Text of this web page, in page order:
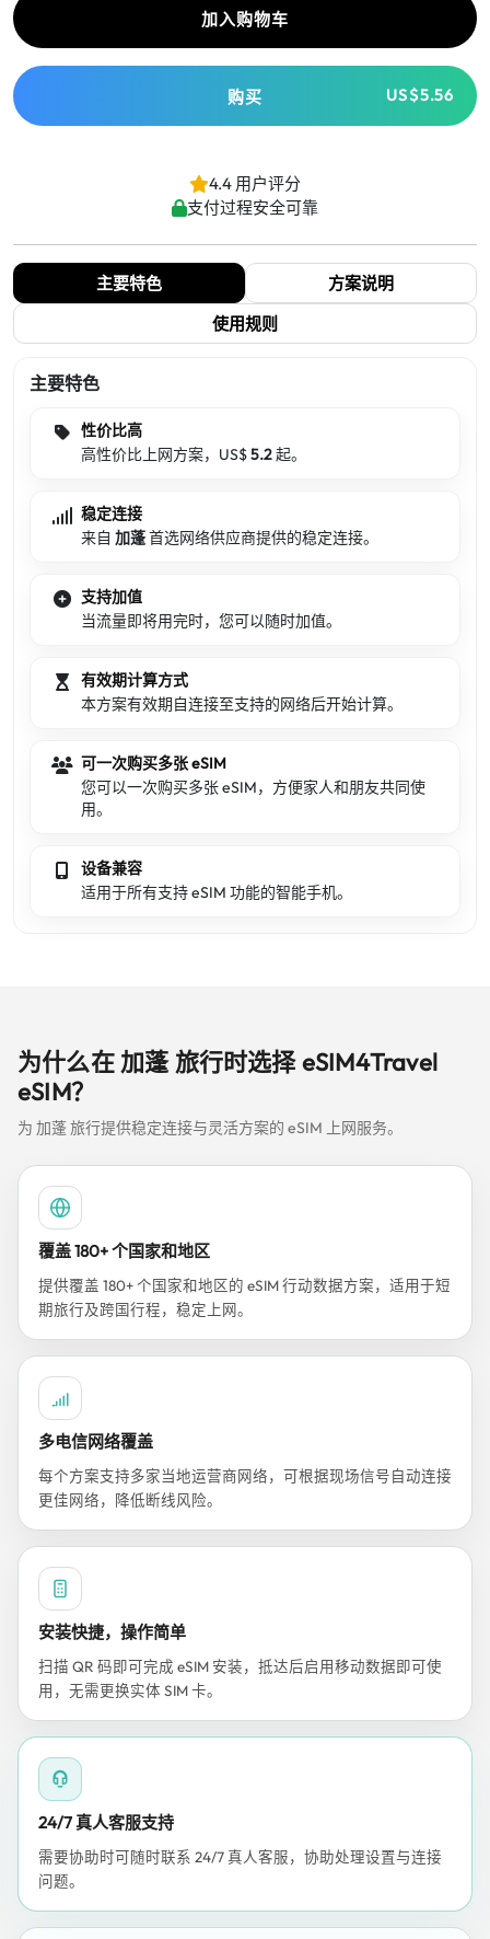
加入购物车
购买 US$5.56
4.4 用户评分
支付过程安全可靠
主要特色
方案说明
使用规则
主要特色
性价比高
高性价比上网方案，US$5.2起。
稳定连接
来自 加蓬首选网络供应商提供的稳定连接。
支持加值
当流量即将用完时，您可以随时加值。
有效期计算方式
本方案有效期自连接至支持的网络后开始计算。
可一次购买多张 eSIM
您可以一次购买多张 eSIM，方便家人和朋友共同使
用。
设备兼容
适用于所有支持 eSIM 功能的智能手机。
为什么在 加蓬 旅行时选择 eSIM4Travel
eSIM？
为 加蓬 旅行提供稳定连接与灵活方案的 eSIM 上网服务。
覆盖 180+ 个国家和地区
提供覆盖 180+ 个国家和地区的 eSIM 行动数据方案，适用于短
期旅行及跨国行程，稳定上网。
多电信网络覆盖
每个方案支持多家当地运营商网络，可根据现场信号自动连接
更佳网络，降低断线风险。
安装快捷，操作简单
扫描 QR 码即可完成 eSIM 安装，抵达后启用移动数据即可使
用，无需更换实体 SIM 卡。
24/7 真人客服支持
需要协助时可随时联系 24/7 真人客服，协助处理设置与连接
问题。